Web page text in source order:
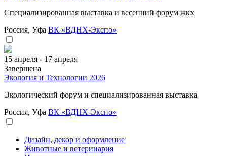
Специализированная выставка и весенний форум жкх
Россия, Уфа ВК «ВДНХ-Экспо»
15 апреля - 17 апреля
Завершена
Экология и Технологии 2026
Экологический форум и специализированная выставка
Россия, Уфа ВК «ВДНХ-Экспо»
Дизайн, декор и оформление
Животные и ветеринария